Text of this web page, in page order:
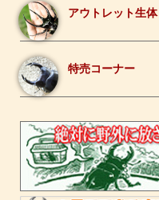
アウトレット生体
特売コーナー